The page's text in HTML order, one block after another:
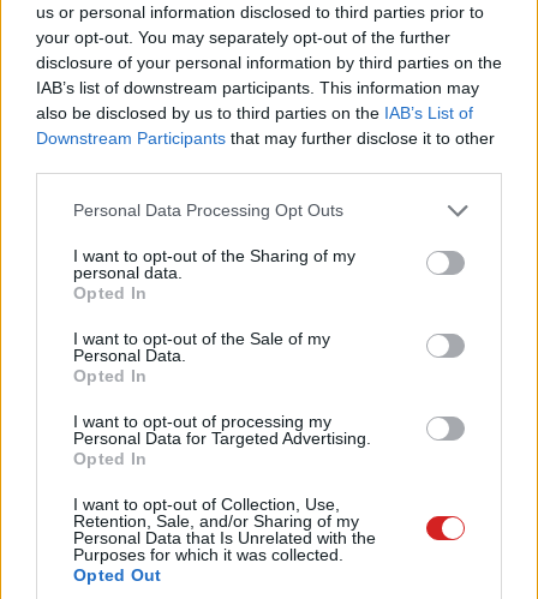
us or personal information disclosed to third parties prior to
your opt-out. You may separately opt-out of the further
disclosure of your personal information by third parties on the
IAB’s list of downstream participants. This information may
also be disclosed by us to third parties on the IAB’s List of
Downstream Participants that may further disclose it to other
Please note that this website/app uses one or more Google
not limited to your visit or usage behaviour. You may click to
grant or deny consent to Google and its third-party tags to
use your data for below specified purposes in below Google
consent section.
Personal Data Processing Opt Outs
I want to opt-out of the Sharing of my
personal data.
Opted In
I want to opt-out of the Sale of my
Personal Data.
Opted In
I want to opt-out of processing my
Personal Data for Targeted Advertising.
Opted In
I want to opt-out of Collection, Use,
Retention, Sale, and/or Sharing of my
Personal Data that Is Unrelated with the
Purposes for which it was collected.
Opted Out
A TrendForce elemzői szerint2021 első negyedévében a
NAND flash chipek átlagára 10-15 százalékkal
csökkenhet, ennek eredményeképp az első három hónap
során ugyanennyivel mérséklődhet az SSD-meghajtók
árazása is.
A szakemberek felhívták a figyelmet, hogy a PC-s RAM-
okra és a NAND flash chipekre nagyjából ugyanakkora
utóbbiból pedig túlkínálat van a piacon.
lapkák 31 százalékát használják majd fel fogyasztói
SSD-khez, 20 százalékát üzleti SSD-khez, 41 százalékát
pedig eMMC és UFS tárhelyekhez.